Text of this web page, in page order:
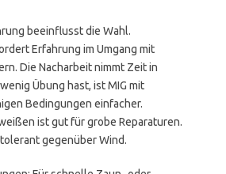
beeinflusst die Wahl.
Erfahrung im Umgang mit
Die Nacharbeit nimmt Zeit in
Übung hast, ist MIG mit
Bedingungen einfacher.
ist gut für grobe Reparaturen.
gegenüber Wind.